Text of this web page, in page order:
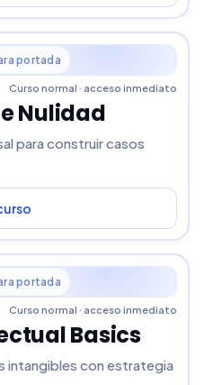
portada
Curso normal · acceso inmediato
Nulidad
para construir casos
portada
Curso normal · acceso inmediato
Basics
intangibles con estrategia